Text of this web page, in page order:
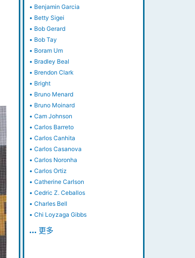
• Benjamin Garcia
• Betty Sigei
• Bob Gerard
• Bob Tay
• Boram Um
• Bradley Beal
• Brendon Clark
• Bright
• Bruno Menard
• Bruno Moinard
•Cam Johnson
•Carlos Barreto
•Carlos Canhita
•Carlos Casanova
•Carlos Noronha
•Carlos Ortiz
•Catherine Carlson
•Cedric Z. Ceballos
•Charles Bell
•Chi Loyzaga Gibbs
… 更多